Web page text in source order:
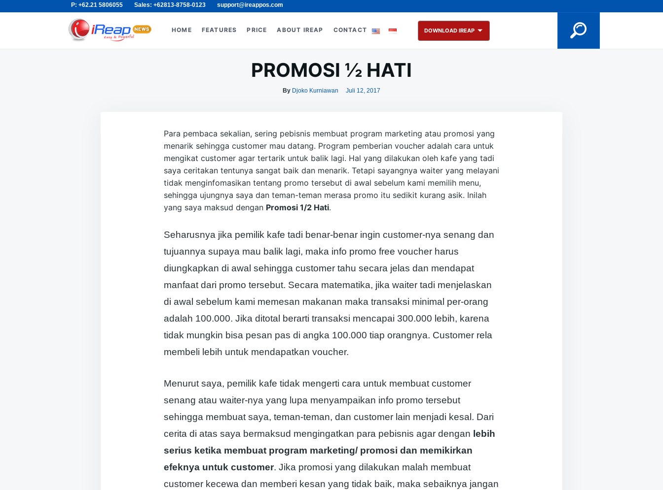
P: +62.21 5806055 Sales: +62813-8758-0123 support@ireappos.com
Search
HOME FEATURES PRICE ABOUT IREAP CONTACT DOWNLOAD IREAP
PROMOSI ½ HATI
By Djoko Kurniawan Juli 12, 2017
Para pembaca sekalian, sering pebisnis membuat program marketing atau promosi yang
menarik sehingga customer mau datang. Program pemberian voucher adalah cara untuk
mengikat customer agar tertarik untuk balik lagi. Hal yang dilakukan oleh kafe yang tadi
saya ceritakan tentunya sangat baik dan menarik. Tetapi sayangnya waiter yang melayani
tidak menginfomasikan tentang promo tersebut di awal sebelum kami memilih menu,
sehingga ujungnya saya dan teman-teman merasa promo itu sedikit kurang asik. Inilah
yang saya maksud dengan Promosi 1/2 Hati.
Seharusnya jika pemilik kafe tadi benar-benar ingin customer-nya senang dan
tujuannya supaya mau balik lagi, maka info promo free voucher harus
diungkapkan di awal sehingga customer tahu secara jelas dan mendapat
manfaat dari promo tersebut. Secara matematika, jika waiter tadi menjelaskan
di awal sebelum kami memesan makanan maka transaksi minimal per-orang
adalah 100.000. Jika ditotal berarti transaksi mencapai 300.000 lebih, karena
tidak mungkin bisa pesan pas di angka 100.000 tiap orangnya. Customer rela
membeli lebih untuk mendapatkan voucher.
Menurut saya, pemilik kafe tidak mengerti cara untuk membuat customer
senang atau waiter-nya yang lupa menyampaikan info promo tersebut
sehingga membuat saya, teman-teman, dan customer lain menjadi kesal. Dari
cerita di atas saya bermaksud mengingatkan para pebisnis agar dengan lebih
serius ketika membuat program marketing/ promosi dan memikirkan
efeknya untuk customer. Jika promosi yang dilakukan malah membuat
customer kecewa dan memberi kesan yang tidak baik, maka sebaiknya jangan